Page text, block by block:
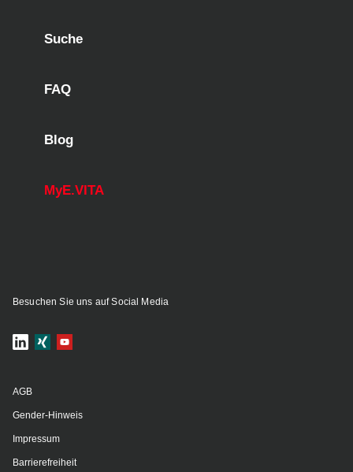
Suche
FAQ
Blog
MyE.VITA
Besuchen Sie uns auf Social Media
AGB
Gender-Hinweis
Impressum
Barrierefreiheit